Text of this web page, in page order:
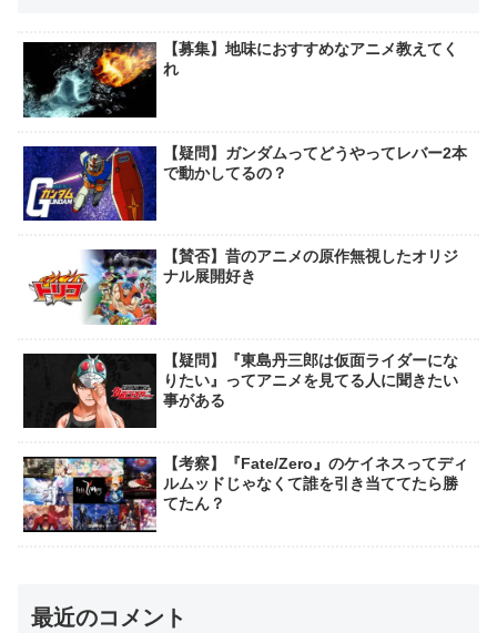
【募集】地味におすすめなアニメ教えてく
れ
【疑問】ガンダムってどうやってレバー2本
で動かしてるの？
【賛否】昔のアニメの原作無視したオリジ
ナル展開好き
【疑問】『東島丹三郎は仮面ライダーにな
りたい』ってアニメを見てる人に聞きたい
事がある
【考察】『Fate/Zero』のケイネスってディ
ルムッドじゃなくて誰を引き当ててたら勝
てたん？
最近のコメント